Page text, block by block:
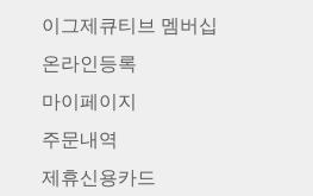
이그제큐티브 멤버십
온라인등록
마이페이지
주문내역
제휴신용카드